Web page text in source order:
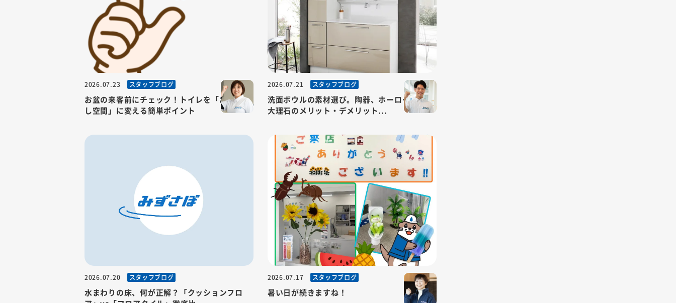
2026.07.23 スタッフブログ
お盆の来客前にチェック！トイレを「おもてな
し空間」に変える簡単ポイント
2026.07.21 スタッフブログ
洗面ボウルの素材選び。陶器、ホーロー、人工
大理石のメリット・デメリット...
2026.07.20 スタッフブログ
水まわりの床、何が正解？「クッションフロ
2026.07.17 スタッフブログ
暑い日が続きますね！